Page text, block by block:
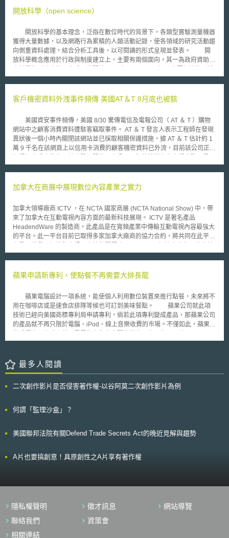
開放科學（open science）
開放科學的基本理念，泛指在數位時代的背景下，各類型實驗測量機器
獲得大量數據，以及網路行為累積的人類活動記錄，使各領域的研究活動趨
向側重資料處理，結合分析工具後，以可閱讀的形式呈現並發表。 開
放科學概念應用於行政與制度建立上，主要有兩個面向，其一為政府資助產
誌訂閱費用過高，導致研究成果流通困難的問題，屬於早期開放科學關注的
觀測及調查之研究資料開放運用，為近期政策與制度性倡議所聚焦，目的為
政府資金運用的一切成果均能充分回饋給國民與社會，期望藉由研究資料的
公開，進一步深化該領域的研究進程、推展跨域研究或企業的產品與服務開
發、以及創新活動。 舉例而言，日本內閣府於2018年提出的「統合創
新戰略（統合イノベーション戦略）」第二章內，建構了國內開放科學下研
究資料管理開放政策之基礎框架，關注伺服器空間內的研究資料保存與管
研究資料，促成與加速跨領域與跨國境的新創。
客戶機密資料外洩事件頻傳 美國AT＆T 8月底也被駭
美國資安事件頻傳，美國 8/30 驚傳電信及電報公司（ AT ＆ T ）購物
網站中之顧客消費資料遭駭客竊取事件。 AT ＆ T 發言人表示工程師在發現
異狀後一個小時內關閉該網站並已採取相關保護措施，據 AT ＆ T 估計約 1
萬 9 千名在該網頁上以信用卡消費的顧客機密資料已外流，目前該公司正進
低。 AT ＆ T 通知當事人之作法，符合美國立法之趨勢。目前美國除了
今年 7 月 19 日 Virginia 州議員 Thomas Davis 亦提出美國聯邦法典第 44
料外洩時資料收集者之告知義務，以避免當事人因此蒙受損失。 雖然
法規要求漸趨嚴格、完整，但長期關注隱私權問題之 Privacy Rights
Clearinghouse 估計，美國自去年 2 月起至今年 8 月底止，約有 9100 萬人
次之機密資料遭到竊取，換言之，約 1/3 的美國人機密資料曾遭竊取或外
洩，網際網路與駭客技術的發展使得機密資料今日已不再機密了。
加拿大在商展中展現數位內容產業之實力
加拿大領導廠商 ICTV ，在 NCTA 國家商展 (NCTA National Show) 中，帶
來了加拿大在互動電視內容方面的最新科技展現。 ICTV 是著名產品
HeadendWare 的製造商，此產品是在寬頻產業中傳輸互動電視內容最強大
的平台。此一平台目前已取得多家加拿大廠商的協力合約，將共同在此平台
表示，加拿大確實是在互動數位內容方面的技術領先國家，並且正持續吸引
內廠商對於新科技的注意力，大都放在美國、歐洲及日韓等國，或許，對加
蘋果申請新專利，使點餐不再需要大排長龍
蘋果電腦設計一項系統，能使個人利用數位裝置來進行點餐，未來將不
用在咖啡店或是速食店排隊等候也可訂到美味餐點。 蘋果公司就此項
技術已經向美國商標專利局申請專利，倘若此項專利變成產品，那蘋果公司
的產品就不再只限於電腦、iPod、線上音樂收費的市場。不僅如此，蘋果將
就此項技術申請專利，在申請案中，說明人們可以利用這項系統對餐廳進行
者就可以藉由數位PDA、手機來進行點餐，點餐者只須在線上排隊，無須為
了他們喜愛的漢堡、飲料在店裡大排長龍。 此外，此項技術不僅僅是
載音樂，使用者將可以在喝咖啡時利用i-phone下載音樂並播放，消費者可
最多人閱讀
二次創作影片是否侵害著作權-以谷阿莫二次創作影片為例
何謂「監理沙盒」？
美國聯邦法院有關Defend Trade Secrets Act的晚近見解與趨勢
A片也要搞創意！具原創性之A片享有著作權
隱私權聲明 徵才訊息
網站導覽
聯絡我們
資策會
相關連結